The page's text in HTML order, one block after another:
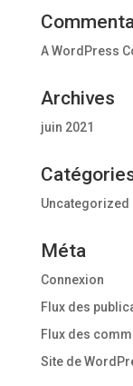
A WordPress
Archives
juin 2021
Uncategorized
Méta
Connexion
Flux des
Flux des
Site de